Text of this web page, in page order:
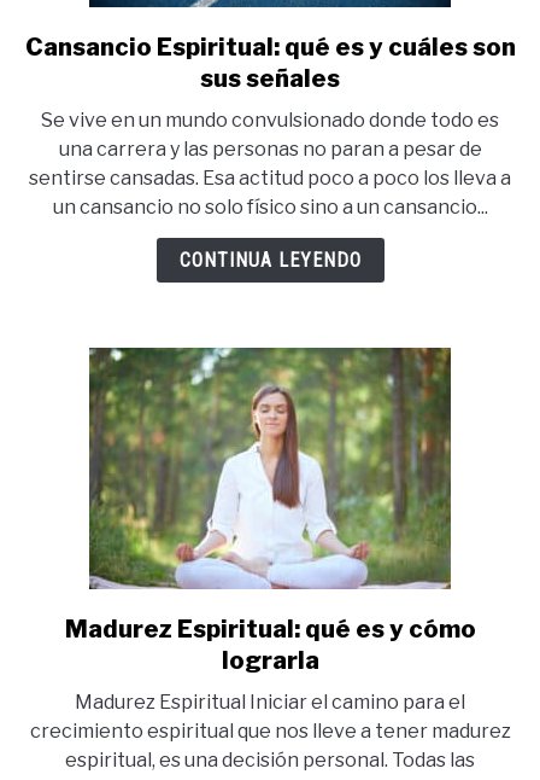
link
to
Espiritual:
qué
es
y
cuáles
Cansancio Espiritual: qué es y cuáles son
sus señales
Se vive en un mundo convulsionado donde todo es
una carrera y las personas no paran a pesar de
sentirse cansadas. Esa actitud poco a poco los lleva a
un cansancio no solo físico sino a un cansancio...
CONTINUA LEYENDO
link
to
Espiritual:
qué
es
Madurez Espiritual: qué es y cómo
lograrla
Madurez Espiritual Iniciar el camino para el
crecimiento espiritual que nos lleve a tener madurez
espiritual, es una decisión personal. Todas las